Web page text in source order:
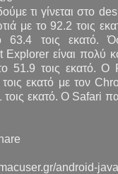
τι γίνεται στο
με το 92.2 τοις
63.4 τοις εκατό.
είναι πολύ
51.9 τοις εκατό. Ο
εκατό με τον
εκατό. Ο Safari
android-